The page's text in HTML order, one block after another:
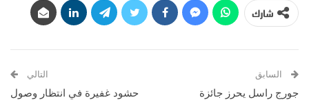
شارك
السابق
جورج راسل يحرز جائزة
التالي
حشود غفيرة في انتظار وصول